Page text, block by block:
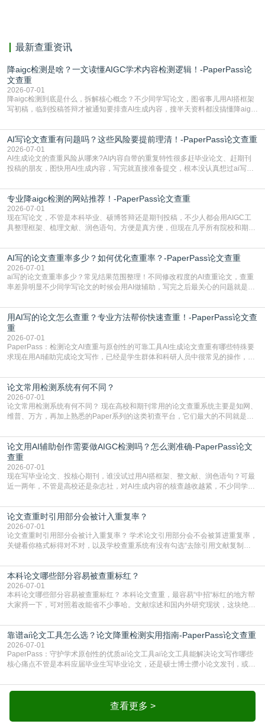
最新查重资讯
降aigc检测是啥？一文读懂AIGC学术内容检测逻辑！-PaperPass论
文查重
2026-07-01
降aigc检测到底是什么，拆解核心概念？不少同学写论文，图省事儿用AI搭框架
写初稿，临到投稿答辩才被通知要排查AI生成内容，搜半天资料都没搞懂降aigc
怕是已经入行的科研人员，不少人也搞不清降aigc检测是啥，对相关要求摸不
准。其实，降aigc检测是伴随AIGC工具在学术领域普及诞生的新需求，核心是为
了满足现在高校、期刊对AI生
AI写论文查重有问题吗？这些风险要提前理清！-PaperPass论文查重
2026-07-01
AI生成论文的查重风险从哪来?AI内容自带的重复特性很多赶毕业论文、赶期刊
投稿的朋友，图快用AI生成内容，写完就直接准备提交，根本没认真想过ai写论
自带不可忽视的查重风险。AI训练依赖海量公开的文本数据，生成内容本质是基
于训练数据的概率拼接，不是从零开始的原创创作。生成过程中，很容易复用已
有的高频公共表述，甚至直接拼接已经公开
专业降aigc检测的网站推荐！-PaperPass论文查重
2026-07-01
现在写论文，不管是本科毕业、硕博答辩还是期刊投稿，不少人都会用AIGC工
具整理框架、梳理文献、润色语句。方便是真方便，但现在几乎所有院校和期刊
五遍还是过不了预检测的大有人在，这时候，找到靠谱的降AIGC检测率的网
站，就能少走好多弯路。PaperPass：守护学术原创性的智能伙伴AIGC生成内
容的学术合规痛点去年帮一个本科师弟改
AI写的论文查重率多少？如何优化查重率？-PaperPass论文查重
2026-07-01
ai写的论文查重率多少？常见结果范围整理！不同修改程度的AI查重论文，查重
率差异明显不少同学写论文的时候会用AI做辅助，写完之后最关心的问题就是ai
实际情况和大家想的不太一样。AI训练依赖海量公开学术文献、网络内容，生成
内容本质是按照语义概率拼接已有内容，很容易和已发布的作品撞重复，甚至会
直接引用整段已有内容，所以查重率偏高是
用AI写的论文怎么查重？专业方法帮你快速查重！-PaperPass论文查
重
2026-07-01
PaperPass：检测论文AI查重与原创性的可靠工具AI生成论文查重有哪些特殊要
求现在用AI辅助完成论文写作，已经是学生群体和科研人员中很常见的操作，不
但很多人忽略了，AI生成的内容天生带有重复风险——训练AI的数据集本身就包
含大量已公开的学术内容、网络原创内容，AI输出内容时很容易无意识拼接出重
复片
论文常用检测系统有何不同？
2026-07-01
论文常用检测系统有何不同？ 现在高校和期刊常用的论文查重系统主要是知网、
维普、万方，再加上熟悉的Paper系列的这类初查平台，它们最大的不同就是数
查数值误导。知网（CNKI）是学校定稿检测的绝对主流。本科用PMLC，含大学
生联合比对库，能比历届学长论文，硕博用VIP/TMLC，含学术论文联合比对
库，期刊投稿用AMLMC/SML
论文用AI辅助创作需要做AIGC检测吗？怎么测准确-PaperPass论文
查重
2026-07-01
现在写毕业论文、投核心期刊，谁没试过用AI搭框架、整文献、润色语句？可最
近一两年，不管是高校还是杂志社，对AI生成内容的核查越收越紧，不少同学投
真的太亏。提前做AIGC检测，已经成了很多过来人交稿前必做的一步。为什么
AIGC检测成了论文答辩投稿前的必备项？可能还有不少人觉得，我就用AI搭了个
框架，内容都是自己写的，至于做AIG
论文查重时引用部分会被计入重复率？
2026-07-01
论文查重时引用部分会被计入重复率？ 学术论文引用部分会不会被算进重复率，
关键看你格式标得对不对，以及学校查重系统有没有勾选“去除引用文献复制
独占一行，每条文献用[1][2]方括号编号、与正文一一对应，著录项符合GB/T
7714（作者、题名、刊名、年、卷期、页码齐全，标点用半角）；查重系统识别
成功后通常把这段标为引用，
本科论文哪些部分容易被查重标红？
2026-07-01
本科论文哪些部分容易被查重标红？ 本科论文查重，最容易“中招“标红的地方帮
大家捋一下，可对照着改能省不少事哈。文献综述和国内外研究现状，这块绝对
乎一模一样的话，你要是直接复制百度百科、教材或别人写好的综述段落，系统
一抓一个准，整段飘红。研究背景、意义和方法描述也是不可避免，比如“本文采
用问卷调查法““运用SPSS软件进行数据分
靠谱ai论文工具怎么选？论文降重检测实用指南-PaperPass论文查重
2026-07-01
PaperPass：守护学术原创性的优质ai论文工具ai论文工具能解决论文写作哪些
核心痛点不管是本科应届毕业生写毕业论文，还是硕士博士攒小论文发刊，或是
自己逐句读逐句改，熬好几个大夜不说，还经常改不到点上，交上去才发现重复
率超标，再返工太折腾。现在有了成熟的ai论文工具，这些痛点基本都能高效解
决。靠谱的ai论文工具，不止能帮你梳查看更多 >